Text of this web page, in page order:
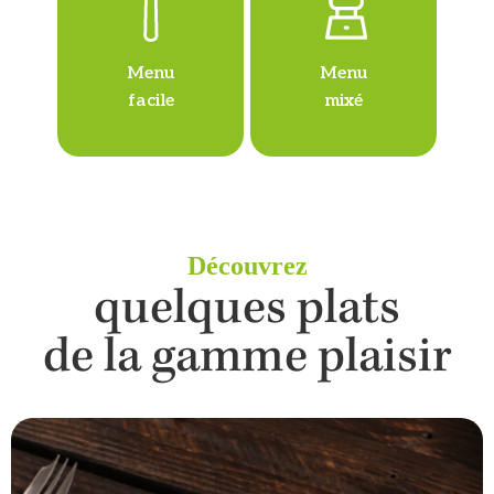
Menu
facile
Menu
mixé
Découvrez
quelques plats
de la gamme plaisir